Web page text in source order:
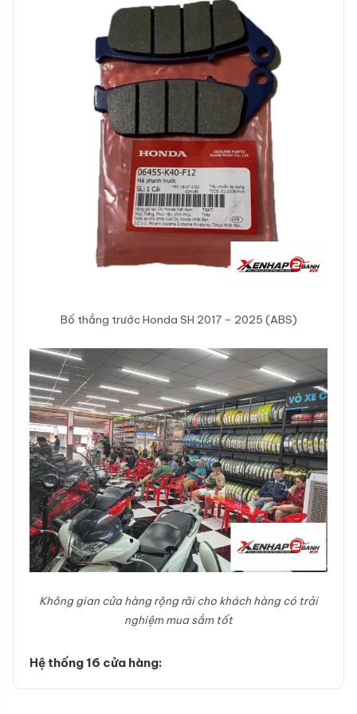
Bố thắng trước Honda SH 2017 – 2025 (ABS)
Không gian cửa hàng rộng rãi cho khách hàng có trải
nghiệm mua sắm tốt
Hệ thống 16 cửa hàng: